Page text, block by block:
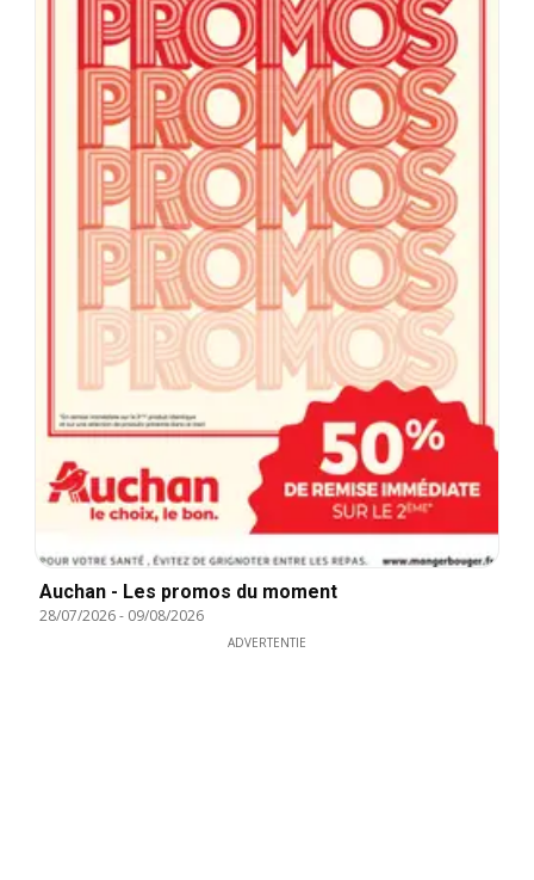
Auchan - Les promos du moment
28/07/2026- 09/08/2026
ADVERTENTIE